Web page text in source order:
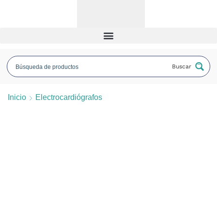
Buscar
Inicio Electrocardiógrafos